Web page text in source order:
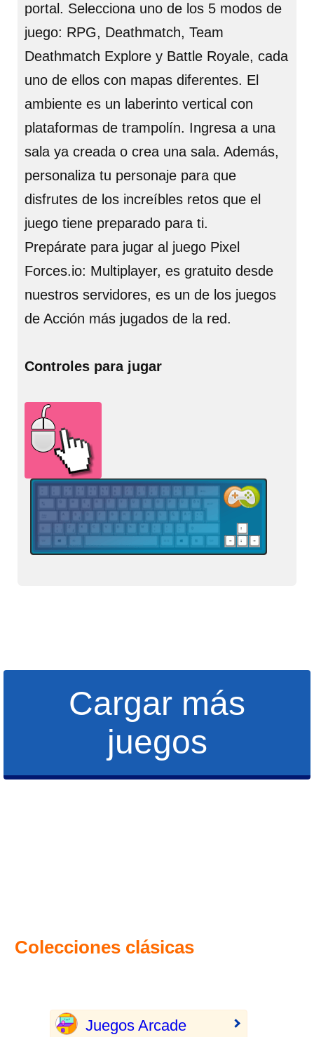
portal. Selecciona uno de los 5 modos de
juego: RPG, Deathmatch, Team
Deathmatch Explore y Battle Royale, cada
uno de ellos con mapas diferentes. El
ambiente es un laberinto vertical con
plataformas de trampolín. Ingresa a una
sala ya creada o crea una sala. Además,
personaliza tu personaje para que
disfrutes de los increíbles retos que el
juego tiene preparado para ti.
Prepárate para jugar al juego Pixel
Forces.io: Multiplayer, es gratuito desde
nuestros servidores, es un de los juegos
de Acción más jugados de la red.
Controles para jugar
Cargar más
juegos
Colecciones clásicas
Juegos Arcade